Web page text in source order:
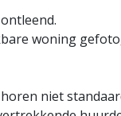
woning
niet